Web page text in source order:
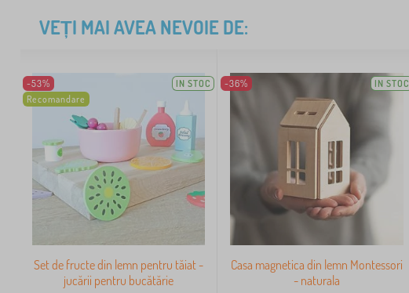
VEȚI MAI AVEA NEVOIE DE:
-53%
Recomandare
IN STOC
Set de fructe din lemn pentru tăiat -
jucării pentru bucătărie
-36% IN STOC
Casa magnetica din lemn Montessori
- naturala